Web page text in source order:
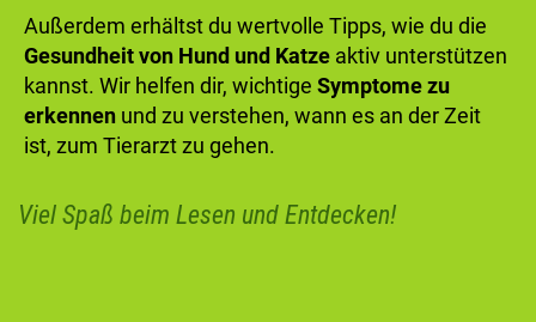
Außerdem erhältst du wertvolle Tipps, wie du die
Gesundheit von Hund und Katze aktiv unterstützen
kannst. Wir helfen dir, wichtige Symptome zu
erkennen und zu verstehen, wann es an der Zeit
ist, zum Tierarzt zu gehen.
Viel Spaß beim Lesen und Entdecken!